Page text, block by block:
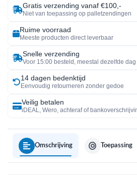
Gratis verzending vanaf €100,-
Niet van toepassing op palletzendingen
Ruime voorraad
Meeste producten direct leverbaar
Snelle verzending
Voor 15:00 besteld, meestal dezelfde dag
14 dagen bedenktijd
Eenvoudig retourneren zonder gedoe
Veilig betalen
iDEAL, Wero, achteraf of
Omschrijving Toepassing